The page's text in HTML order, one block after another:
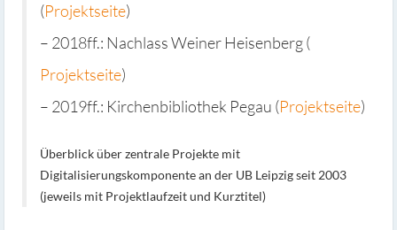
(Projektseite)
– 2018ff.: Nachlass Weiner Heisenberg (
Projektseite)
– 2019ff.: Kirchenbibliothek Pegau (Projektseite)
Überblick über zentrale Projekte mit
Digitalisierungskomponente an der UB Leipzig seit 2003
(jeweils mit Projektlaufzeit und Kurztitel)